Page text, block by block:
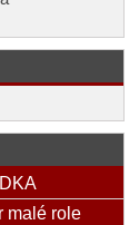
malé role